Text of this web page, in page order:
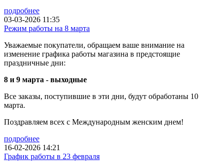
подробнее
03-03-2026 11:35
Режим работы на 8 марта
Уважаемые покупатели, обращаем ваше внимание на
изменение графика работы магазина в предстоящие
праздничные дни:
8 и 9 марта - выходные
Все заказы, поступившие в эти дни, будут обработаны 10
марта.
Поздравляем всех с Международным женским днем!
подробнее
16-02-2026 14:21
График работы в 23 февраля